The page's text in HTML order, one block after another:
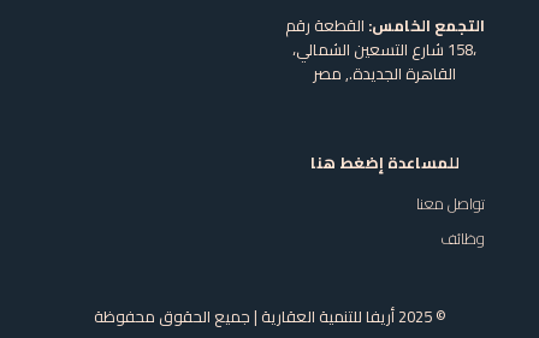
التجمع الخامس: القطعة رقم
،158 شارع التسعين الشمالي،
القاهرة الجديدة.,مصر
للمساعدة إضغط هنا
تواصل معنا
وظائف
© 2025 أريفا للتنمية العقارية | جميع الحقوق محفوظة